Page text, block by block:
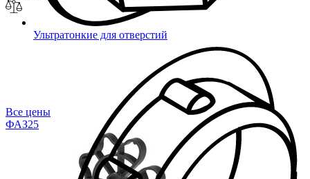
Ультратонкие для отверстий
Все цены
ФАЗ25